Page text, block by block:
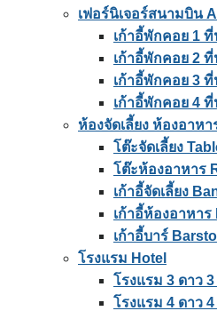
เฟอร์นิเจอร์สนามบิน
เก้าอี้พักคอย 1
เก้าอี้พักคอย 2
เก้าอี้พักคอย 3
เก้าอี้พักคอย 4
ห้องจัดเลี้ยง ห้องอาห
โต๊ะจัดเลี้ยง
โต๊ะห้องอาหาร
เก้าอี้จัดเลี้ยง
เก้าอี้ห้องอาหา
เก้าอี้บาร์
โรงแรม Hotel
โรงแรม 3 ดาว 3
โรงแรม 4 ดาว 4